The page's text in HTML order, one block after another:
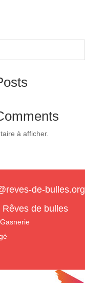
à afficher.
de-bulles.org
de bulles